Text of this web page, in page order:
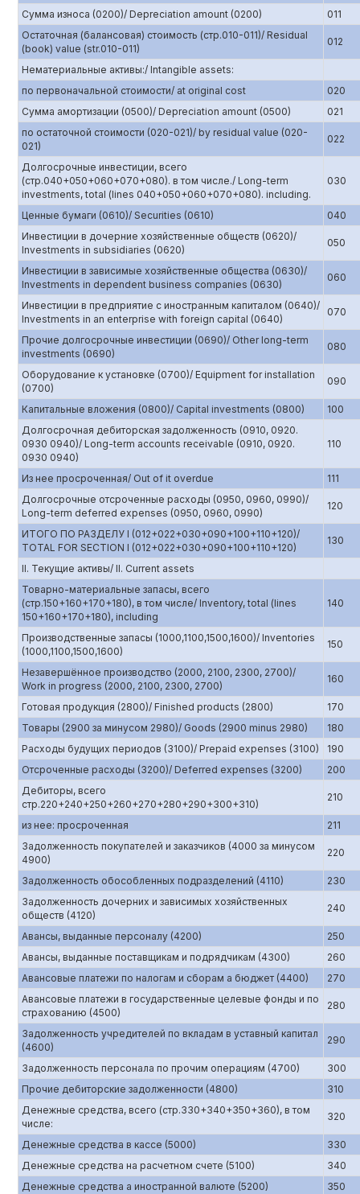
Сумма износа (0200)/ Depreciation amount (0200)
011
Остаточная (балансовая) стоимость (стр.010-011)/ Residual
(book) value (str.010-011)
012
Нематериальные активы:/ Intangible assets:
по первоначальной стоимости/ at original cost
020
Сумма амортизации (0500)/ Depreciation amount (0500)
021
по остаточной стоимости (020-021)/ by residual value (020-
021)
022
Долгосрочные инвестиции, всего
(стр.040+050+060+070+080). в том числе./ Long-term
investments, total (lines 040+050+060+070+080). including.
030
Ценные бумаги (0610)/ Securities (0610)
040
Инвестиции в дочерние хозяйственные обществ (0620)/
Investments in subsidiaries (0620)
050
Инвестиции в зависимые хозяйственные общества (0630)/
Investments in dependent business companies (0630)
060
Инвестиции в предприятие с иностранным капиталом (0640)/
Investments in an enterprise with foreign capital (0640)
070
Прочие долгосрочные инвестиции (0690)/ Other long-term
investments (0690)
080
Оборудование к установке (0700)/ Equipment for installation
(0700)
090
Капитальные вложения (0800)/ Capital investments (0800)
100
Долгосрочная дебиторская задолженность (0910, 0920.
0930 0940)/ Long-term accounts receivable (0910, 0920.
0930 0940)
110
Из нее просроченная/ Out of it overdue
111
Долгосрочные отсроченные расходы (0950, 0960, 0990)/
Long-term deferred expenses (0950, 0960, 0990)
120
ИТОГО ПО РАЗДЕЛУ I (012+022+030+090+100+110+120)/
TOTAL FOR SECTION I (012+022+030+090+100+110+120)
130
II. Текущие активы/ II. Current assets
Товарно-материальные запасы, всего
(стр.150+160+170+180), в том числе/ Inventory, total (lines
150+160+170+180), including
140
Производственные запасы (1000,1100,1500,1600)/ Inventories
(1000,1100,1500,1600)
150
Незавершённое производство (2000, 2100, 2300, 2700)/
Work in progress (2000, 2100, 2300, 2700)
160
Готовая продукция (2800)/ Finished products (2800)
170
Товары (2900 за минусом 2980)/ Goods (2900 minus 2980)
180
Расходы будущих периодов (3100)/ Prepaid expenses (3100)
190
Отсроченные расходы (3200)/ Deferred expenses (3200)
200
Дебиторы, всего
стр.220+240+250+260+270+280+290+300+310)
210
из нее: просроченная
211
Задолженность покупателей и заказчиков (4000 за минусом
4900)
220
Задолженность обособленных подразделений (4110)
230
Задолженность дочерних и зависимых хозяйственных
обществ (4120)
240
Авансы, выданные персоналу (4200)
250
Авансы, выданные поставщикам и подрядчикам (4300)
260
Авансовые платежи по налогам и сборам а бюджет (4400)
270
Авансовые платежи в государственные целевые фонды и по
страхованию (4500)
280
Задолженность учредителей по вкладам в уставный капитал
(4600)
290
Задолженность персонала по прочим операциям (4700)
300
Прочие дебиторские задолженности (4800)
310
Денежные средства, всего (стр.330+340+350+360), в том
числе:
320
Денежные средства в кассе (5000)
330
Денежные средства на расчетном счете (5100)
340
Денежные средства а иностранной валюте (5200)
350